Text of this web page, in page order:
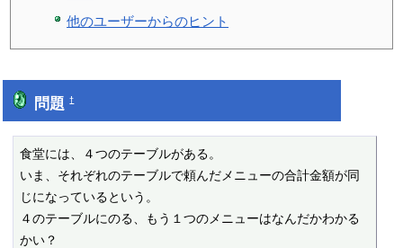
他のユーザーからのヒント
問題†
食堂には、４つのテーブルがある。
いま、それぞれのテーブルで頼んだメニューの合計金額が同
じになっているという。
４のテーブルにのる、もう１つのメニューはなんだかわかる
かい？